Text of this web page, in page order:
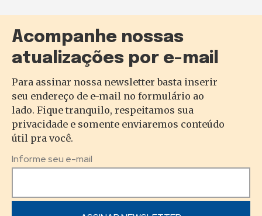
Acompanhe nossas
atualizações por e-mail
Para assinar nossa newsletter basta inserir
seu endereço de e-mail no formulário ao
lado. Fique tranquilo, respeitamos sua
privacidade e somente enviaremos conteúdo
útil pra você.
Informe seu e-mail